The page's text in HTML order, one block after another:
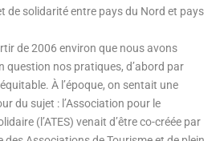
de solidarité entre pays du Nord et pays
de 2006 environ que nous avons
question nos pratiques, d’abord par
À l’époque, on sentait une
du sujet : l’Association pour le
(l’ATES) venait d’être co-créée par